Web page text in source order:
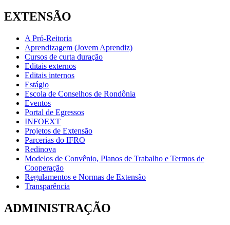
EXTENSÃO
A Pró-Reitoria
Aprendizagem (Jovem Aprendiz)
Cursos de curta duração
Editais externos
Editais internos
Estágio
Escola de Conselhos de Rondônia
Eventos
Portal de Egressos
INFOEXT
Projetos de Extensão
Parcerias do IFRO
Redinova
Modelos de Convênio, Planos de Trabalho e Termos de
Cooperação
Regulamentos e Normas de Extensão
Transparência
ADMINISTRAÇÃO